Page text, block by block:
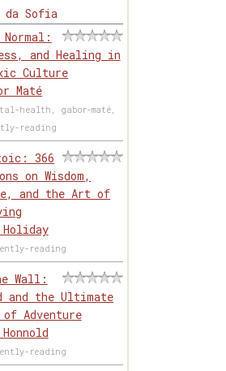
Sofia
and Healing in
Culture
Maté
health, gabor-maté,
reading
366
on Wisdom,
and the Art of
Holiday
reading
Wall:
and the Ultimate
Adventure
reading